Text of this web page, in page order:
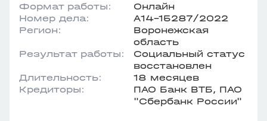
Формат работы:
Онлайн
Номер дела:
А14-15287/2022
Регион:
Воронежская
область
Результат работы:
Социальный статус
восстановлен
Длительность:
18 месяцев
Кредиторы:
ПАО Банк ВТБ, ПАО
"Сбербанк России"